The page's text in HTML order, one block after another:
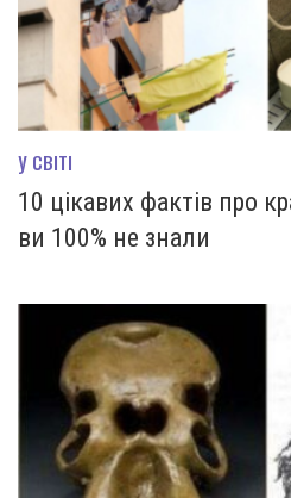
У СВІТІ
10 цікавих фактів про
ви 100% не знали